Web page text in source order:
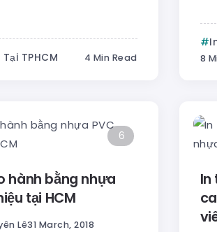
TPHCM 4 Min Read 8
6
hành bằng nhựa
tại HCM
Lê31 March, 2018
In